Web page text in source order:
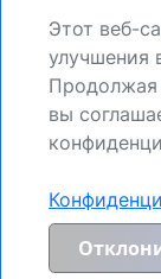
возможностей.
Общее
MyIndicators.ch
возникающие в
распоряжений
Этот веб-
улучшения
Продолжая
вы